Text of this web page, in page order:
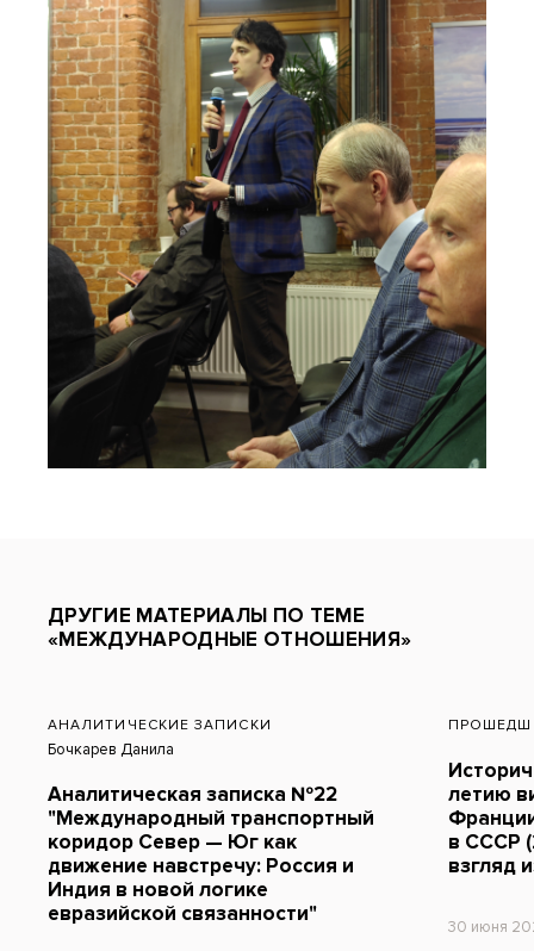
ДРУГИЕ МАТЕРИАЛЫ ПО ТЕМЕ
«МЕЖДУНАРОДНЫЕ ОТНОШЕНИЯ»
АНАЛИТИЧЕСКИЕ ЗАПИСКИ
Бочкарев Данила
Аналитическая записка №22
"Международный транспортный
коридор Север — Юг как
движение навстречу: Россия и
Индия в новой логике
евразийской связанности"
летию
в СССР
взгляд
30 июня